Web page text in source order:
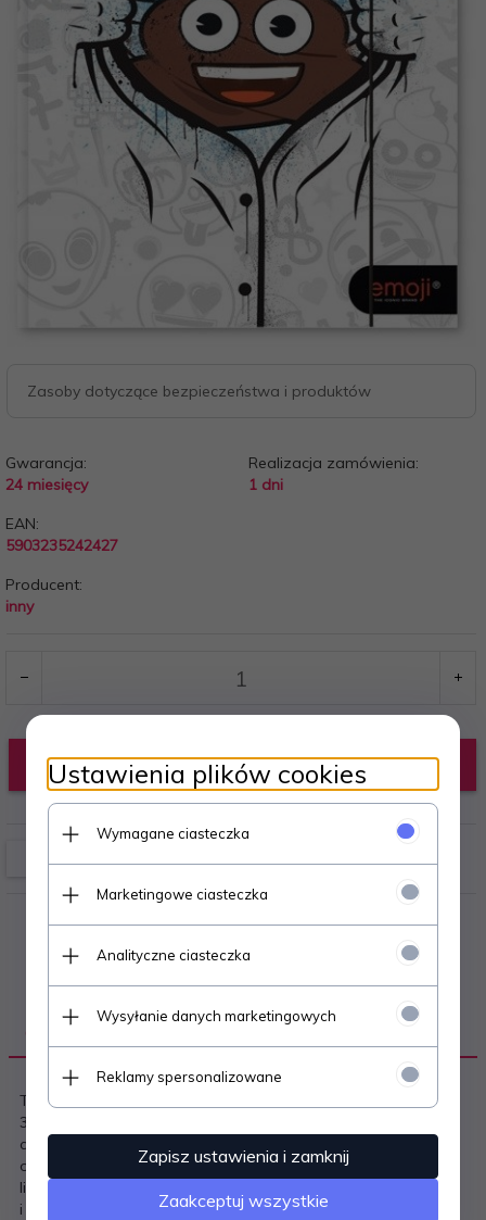
Zasoby dotyczące bezpieczeństwa i produktów
Gwarancja:
24 miesięcy
Realizacja zamówienia:
1 dni
EAN:
5903235242427
Producent:
inny
KUP TERAZ!
Teczka w formacie A4 wykonana z kartonu o gramaturze
300 g/m2. Wyposażona w gumkę oraz wewnętrzne klapki
chroniące zawartość przed wypadnięciem. Wzornictwo
ozdobne wykorzystujące najbardziej aktualne motywy
licencyjne. Nabłyszczana powierzchnia nadaje jej unikalny
i bardzo atrakcyjny wygląd.
Ustawienia plików cookies
Wymagane ciasteczka
Marketingowe ciasteczka
Analityczne ciasteczka
Wysyłanie danych marketingowych
Reklamy spersonalizowane
Zapisz ustawienia i zamknij
Zaakceptuj wszystkie